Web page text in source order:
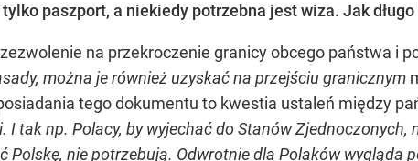
paszport, a niekiedy potrzebna jest wiza. Jak
na przekroczenie granicy obcego państwa i
można je również uzyskać na przejściu granicznym
tego dokumentu to kwestia ustaleń między
I tak np. Polacy, by wyjechać do Stanów
Polskę, nie potrzebują. Odwrotnie dla Polaków wygląda